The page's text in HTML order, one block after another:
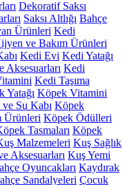
Dekoratif Saksı
Saksı Altlığı Bahçe
Ürünleri Kedi
ve Bakım Ürünleri
Kedi Evi Kedi Yatağı
Aksesuarları Kedi
Kedi Taşıma
Yatağı Köpek Vitamini
Su Kabı Köpek
Ürünleri Köpek Ödülleri
Tasmaları Köpek
Malzemeleri Kuş Sağlık
Aksesuarları Kuş Yemi
Oyuncakları Kaydırak
Sandalyeleri Çocuk